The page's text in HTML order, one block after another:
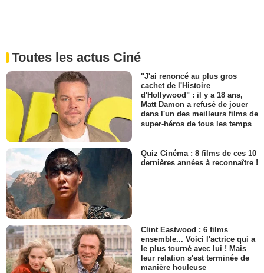
Toutes les actus Ciné
"J'ai renoncé au plus gros
cachet de l'Histoire
d'Hollywood" : il y a 18 ans,
Matt Damon a refusé de jouer
dans l'un des meilleurs films de
super-héros de tous les temps
Quiz Cinéma : 8 films de ces 10
dernières années à reconnaître !
Clint Eastwood : 6 films
ensemble... Voici l'actrice qui a
le plus tourné avec lui ! Mais
leur relation s'est terminée de
manière houleuse